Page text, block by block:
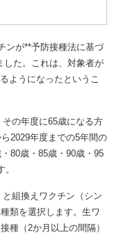
ンが**予防接種法に基づ
した。これは、対象者が
ようになったというこ
その年度に65歳になる方
2029年度までの5年間の
80歳・85歳・90歳・95
組換えワクチン（シン
類を選択します。生ワ
種（2か月以上の間隔）